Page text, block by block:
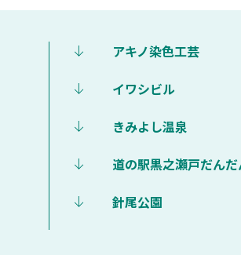
アキノ染色工芸
イワシビル
きみよし温泉
道の駅黒之瀬戸だん
針尾公園